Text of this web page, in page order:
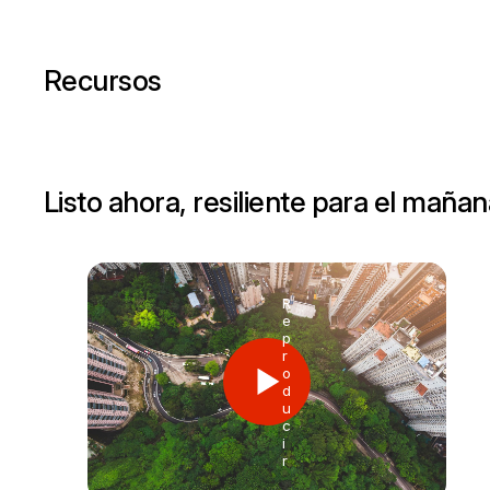
Recursos
Listo ahora, resiliente para el
R
e
p
r
o
d
u
c
i
r